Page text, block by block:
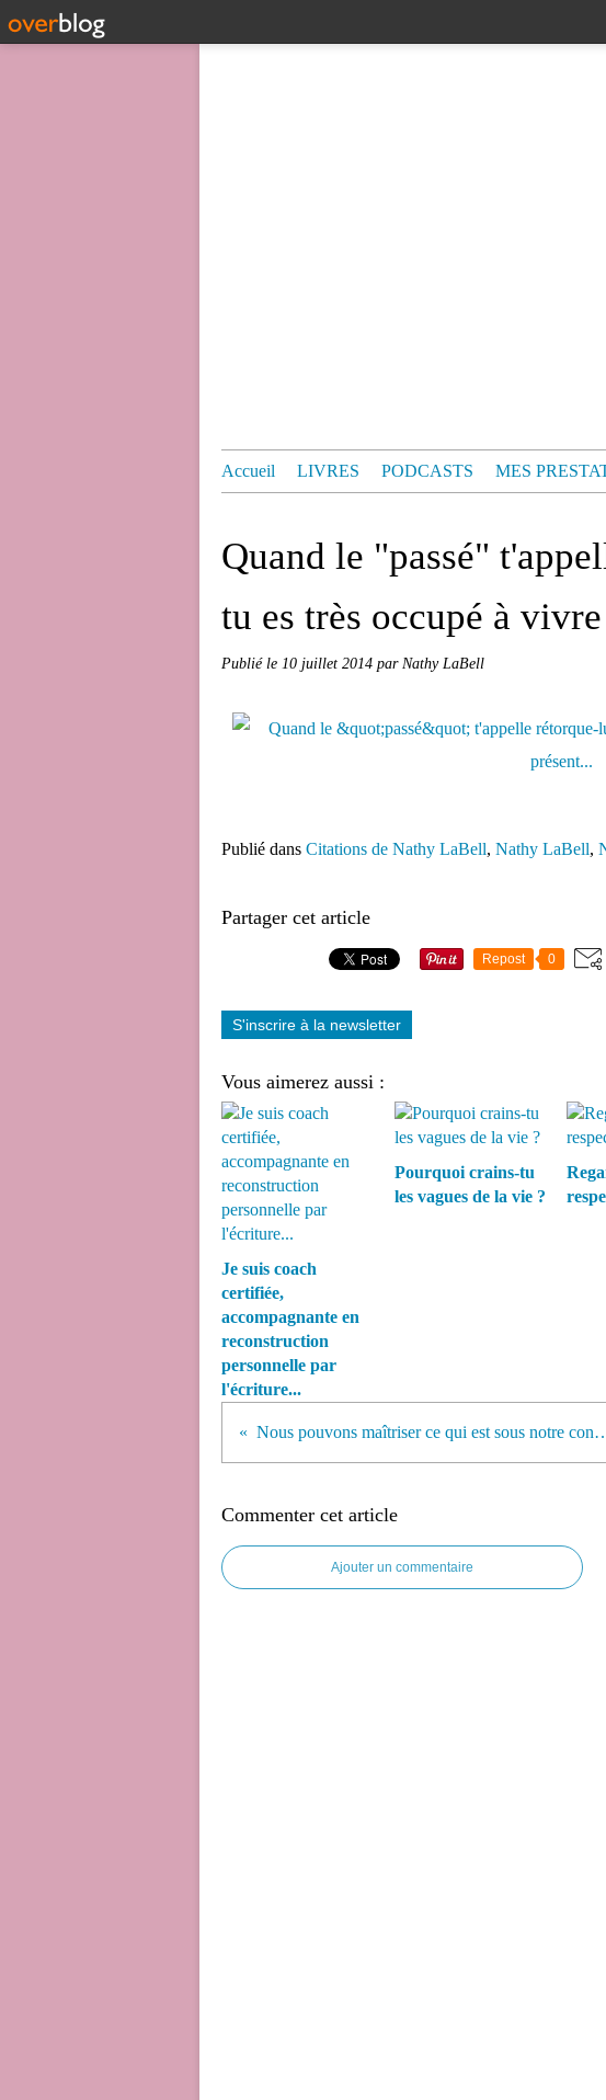
Accueil LIVRES PODCASTS MES
Quand le "passé"
tu es très occupé à
Publié le 10 juillet 2014 par Nathy LaBell
Publié dans Citations de Nathy LaBell, Nathy LaBell,
Partager cet article
Repost 0
S'inscrire à la newsletter
Vous aimerez aussi :
Je suis coach
certifiée,
accompagnante en
reconstruction
personnelle par
l'écriture...
Pourquoi crains-tu
les vagues de la vie ?
Nous pouvons maîtriser ce
Commenter cet article
Ajouter un commentaire